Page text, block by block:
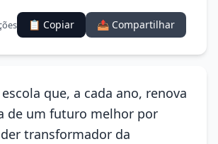
📋 Copiar 📤 Compartilhar
que, a cada ano, renova
de um futuro melhor por
transformador da